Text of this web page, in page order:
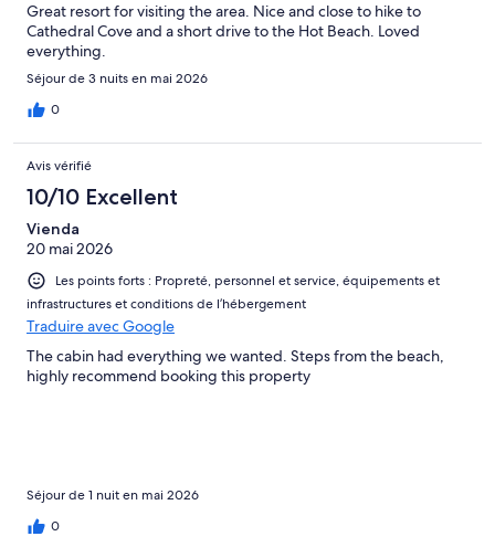
Great resort for visiting the area. Nice and close to hike to
Cathedral Cove and a short drive to the Hot Beach. Loved
everything.
Séjour de 3 nuits en mai 2026
0
Avis vérifié
10/10 Excellent
Vienda
20 mai 2026
Les points forts : Propreté, personnel et service, équipements et
infrastructures et conditions de l’hébergement
Traduire avec Google
The cabin had everything we wanted. Steps from the beach,
highly recommend booking this property
Séjour de 1 nuit en mai 2026
0